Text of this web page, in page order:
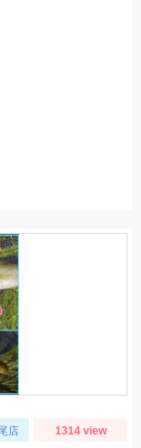
店 1314 view